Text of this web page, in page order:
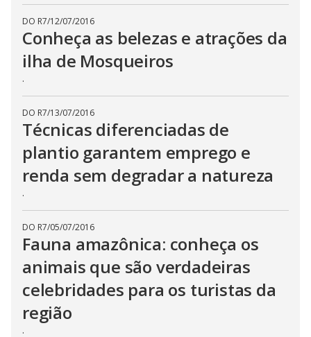
DO R7/12/07/2016
Conheça as belezas e atrações da
ilha de Mosqueiros
.
DO R7/13/07/2016
Técnicas diferenciadas de
plantio garantem emprego e
renda sem degradar a natureza
.
DO R7/05/07/2016
Fauna amazônica: conheça os
animais que são verdadeiras
celebridades para os turistas da
região
.